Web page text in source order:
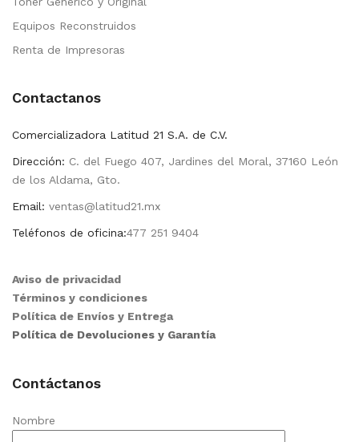
Equipos Reconstruidos
Renta de Impresoras
Contactanos
Comercializadora Latitud 21 S.A. de C.V.
Dirección: C. del Fuego 407, Jardines del Moral, 37160 León
de los Aldama, Gto.
Email: ventas@latitud21.mx
Teléfonos de oficina:477 251 9404
Aviso de privacidad
Términos y condiciones
Política de Envíos y Entrega
Política de Devoluciones y Garantía
Contáctanos
Nombre